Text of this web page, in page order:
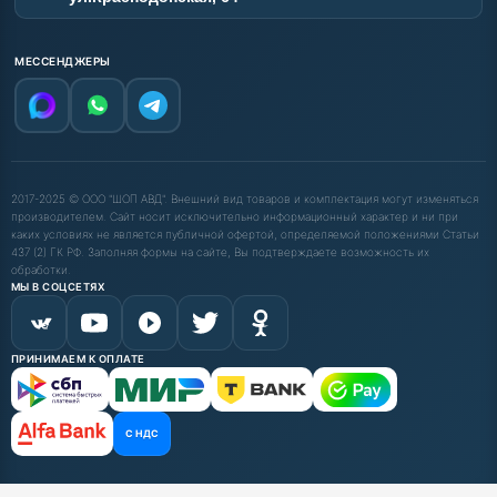
МЕССЕНДЖЕРЫ
2017-2025 © ООО "ШОП АВД". Внешний вид товаров и комплектация могут изменяться
производителем. Сайт носит исключительно информационный характер и ни при
каких условиях не является публичной офертой, определяемой положениями Статьи
437 (2) ГК РФ. Заполняя формы на сайте, Вы подтверждаете возможность их
обработки.
МЫ В СОЦСЕТЯХ
ПРИНИМАЕМ К ОПЛАТЕ
С НДС